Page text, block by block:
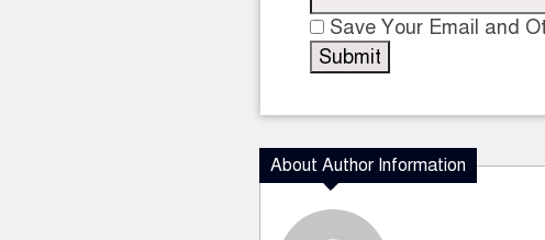
Save Your Email and
About Author Information